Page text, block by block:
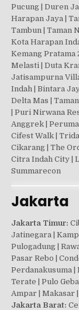
Pucung | Duren
Harapan Jaya |
Tambun | Taman
Kota Harapan
Kemang Pratama
Melasti | Duta
Jatisampurna
Indah | Bintara
Delta Mas |
| Puri Nirwana
Anggrek |
Cifest Walk |
Cikarang | The
Citra Indah City |
Summarecon
Jakarta
Jakarta Timur:
Jatinegara |
Pulogadung |
Pasar Rebo |
Perdanakusuma |
Terate | Pulo
Ampar | Makasar
Jakarta Barat: